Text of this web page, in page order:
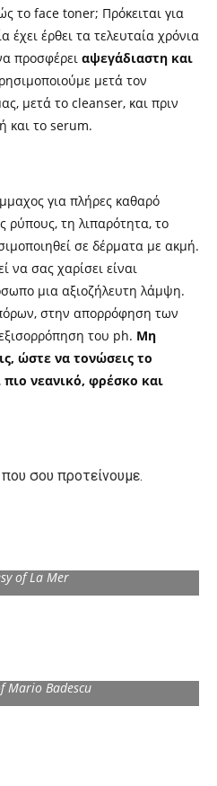
το face toner; Πρόκειται για
έχει έρθει τα τελευταία χρόνια
προσφέρει αψεγάδιαστη και
μετά τον
μετά το cleanser, και πριν
και το serum.
για πλήρες καθαρό
τη λιπαρότητα, το
σε δέρματα με ακμή.
σας χαρίσει είναι
μια αξιοζήλευτη λάμψη.
στην απορρόφηση των
του ph. Μη
ώστε να τονώσεις το
νεανικό, φρέσκο και
σου προτείνουμε.
of La Mer
Mario Badescu